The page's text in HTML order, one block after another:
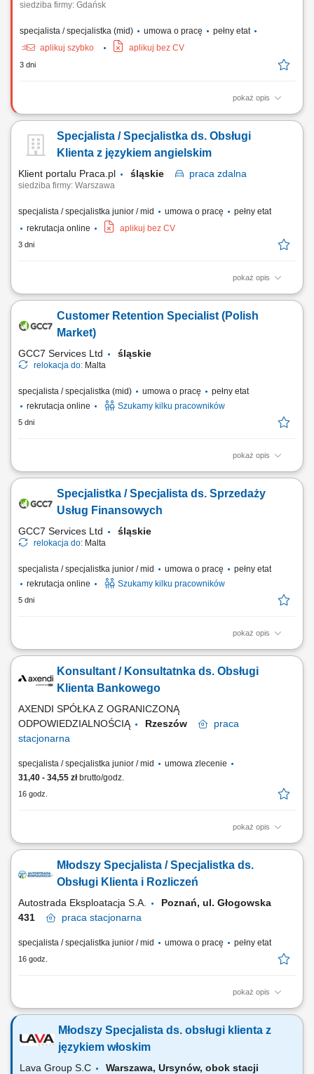
siedziba firmy: Gdańsk
specjalista / specjalistka (mid) umowa o pracę
pełny etat
aplikuj szybko
aplikuj bez CV
3 dni
pokaż opis
What we do We are dedicated to helping the world's leading companies
being digital. Cognizant Poland offices are located in Gdańsk, Wrocław,
and Kraków. With the capacity to support various clients, we offer a
Specjalista / Specjalistka ds. Obsługi
Klienta z językiem angielskim
Klient portalu Praca.pl śląskie praca zdalna
siedziba firmy: Warszawa
specjalista / specjalistka junior / mid umowa o pracę
pełny etat
rekrutacja online
aplikuj bez CV
3 dni
pokaż opis
zapewnianie profesjonalnej obsługi klienta w języku angielskim
użytkowników; odpowiadanie na pytania klientów i pomoc w
rozwiązywaniu bieżących problemów; diagnozowanie podstawowych
Customer Retention Specialist (Polish
Market)
GCC7 Services Ltd śląskie
relokacja do: Malta
specjalista / specjalistka (mid) umowa o pracę
pełny etat
rekrutacja online
Szukamy kilku pracowników
5 dni
pokaż opis
Twoje zadania: Prowadzenie rozmów telefonicznych z klientami
edukacją finansową. Budowanie trwałych relacji z klientami i rozwijanie
współpracy z partnerami biznesowymi. Realizacja planów
Specjalistka / Specjalista ds. Sprzedaży
Usług Finansowych
GCC7 Services Ltd śląskie
relokacja do: Malta
specjalista / specjalistka junior / mid umowa o pracę
pełny etat
rekrutacja online
Szukamy kilku pracowników
5 dni
pokaż opis
Zakres obowiązków: Telefoniczny kontakt z klientami zainteresowanymi
edukacji finansowej. Pozyskiwanie nowych klientów oraz rozwijanie
relacji z obecnymi. Współpraca z kluczowymi partnerami biznesowymi.
Konsultant / Konsultatnka ds. Obsługi
Klienta Bankowego
AXENDI SPÓŁKA Z OGRANICZONĄ
ODPOWIEDZIALNOŚCIĄ
Rzeszów
praca
stacjonarna
specjalista / specjalistka junior / mid
umowa zlecenie
31,40 - 34,55 złbrutto/godz.
16 godz.
pokaż opis
Opis stanowiska: telefoniczna, mailowa i chatowa obsługa klientów
kredytów i lokat, weryfikacja danych oraz aktualizacja informacji w
systemach bankowych, zapewnienie profesjonalnej obsługi zgodnej ze
Młodszy Specjalista / Specjalistka ds.
Obsługi Klienta i Rozliczeń
Autostrada Eksploatacja S.A.
Poznań, ul. Głogowska
431
praca stacjonarna
specjalista / specjalistka junior / mid umowa o pracę pełny etat
16 godz.
pokaż opis
Zakres obowiązków: Udzielanie informacji dotyczących funkcjonowania
wydawania kart wolnego przejazdu; Rozliczanie transakcji kartami
paliwowymi, fakturowanie oraz obsługa reklamacji; Rozliczanie
Młodszy Specjalista ds. obsługi klienta z
językiem włoskim
Lava Group S.C
Warszawa, Ursynów, obok stacji